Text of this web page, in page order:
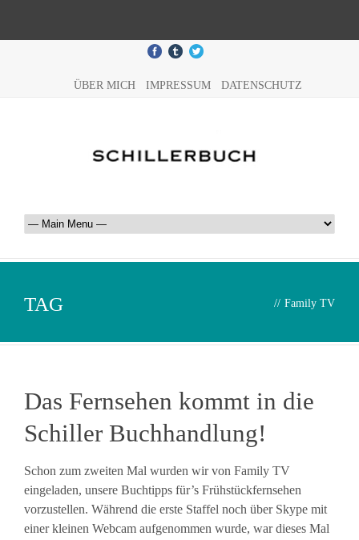
ÜBER MICH IMPRESSUM DATENSCHUTZ
TAG // Family TV
Das Fernsehen kommt in die
Schiller Buchhandlung!
Schon zum zweiten Mal wurden wir von Family TV
eingeladen, unsere Buchtipps für’s Frühstückfernsehen
vorzustellen. Während die erste Staffel noch über Skype mit
einer kleinen Webcam aufgenommen wurde, war dieses Mal